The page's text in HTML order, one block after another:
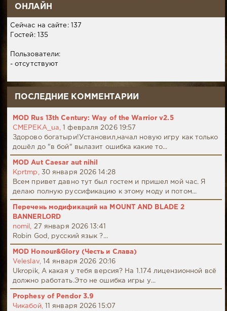
ОНЛАЙН
Сейчас на сайте: 137
Гостей: 135
Пользователи:
- отсутствуют
ПОСЛЕДНИЕ КОММЕНТАРИИ
MOD Rus 13th Century: Way of the Warrior v2.5
CMEPEKA_ua,
1 февраля 2026 19:57
Здорово богатыри!Установил,начал новую игру как только
дошёл до "в бой" вылазит ошибка какие то...
MOD Aut Caesar aut nihil
Kprtmp, 30 января 2026 14:28
Всем привет давно тут был гостем и пришел мой час. Я
делаю полную руссификацию к этому моду и потом...
Перечень модификаций на MOUNT AND BLADE 2
BANNERLORD
nomil, 27 января 2026 13:41
Robin God, русский язык ?...
MOD Honour&Glory (Честь и Слава)
Veleslav,
14 января 2026 20:16
Ukropik, А какая у тебя версия? На 1.174 лицензионной всё
должно работать.Это не ошибка игры у...
Prophesy of Pendor 3.9
Чикабой,
11 января 2026 15:07